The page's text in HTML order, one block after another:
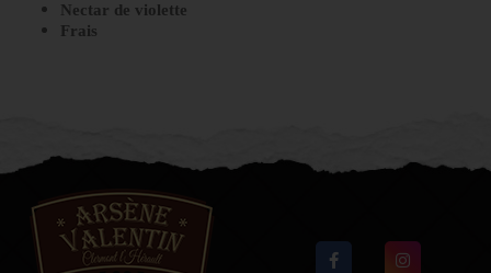
Nectar de violette
Frais